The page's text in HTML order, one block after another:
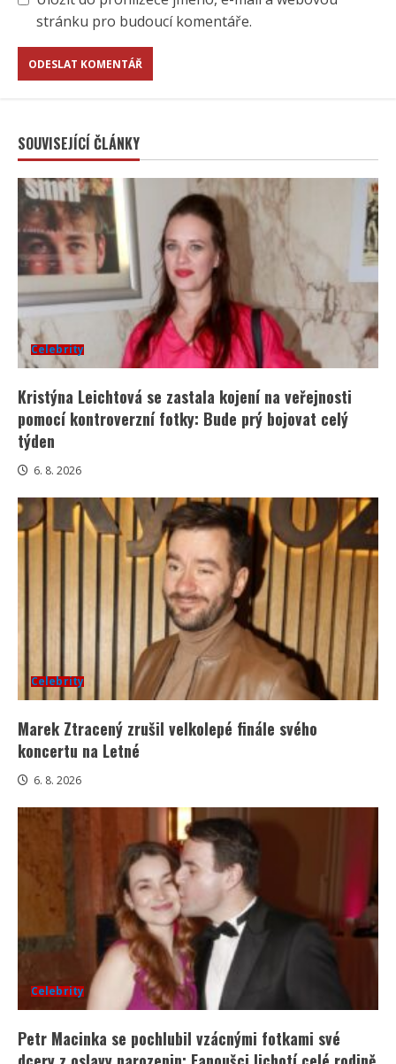
stránku pro budoucí komentáře.
SOUVISEJÍCÍ ČLÁNKY
Celebrity
Kristýna Leichtová se zastala kojení na veřejnosti
pomocí kontroverzní fotky: Bude prý bojovat celý
týden
6. 8. 2026
Celebrity
Marek Ztracený zrušil velkolepé finále svého
koncertu na Letné
6. 8. 2026
Celebrity
Petr Macinka se pochlubil vzácnými fotkami své